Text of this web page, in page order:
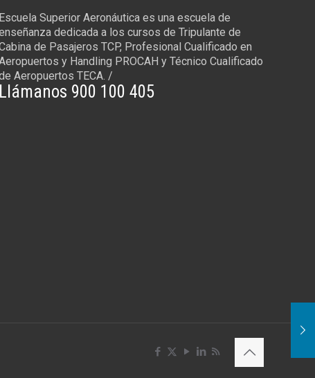
Escuela Superior Aeronáutica es una escuela de
dedicada a los cursos de Tripulante de
de Pasajeros TCP, Profesional Cualificado en
y Handling PROCAH y Técnico Cualificado
Aeropuertos TECA. /
Llámanos 900 100 405